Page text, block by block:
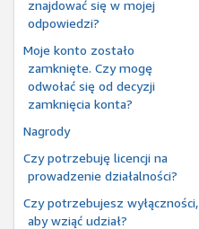
znajdować się w mojej
odpowiedzi?
Moje konto zostało
zamknięte. Czy mogę
odwołać się od decyzji
zamknięcia konta?
Nagrody
Czy potrzebuję licencji na
prowadzenie działalności?
Czy potrzebujesz wyłączności,
aby wziąć udział?